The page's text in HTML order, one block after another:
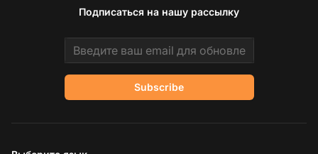
Подписаться на нашу рассылку
Email address
Subscribe